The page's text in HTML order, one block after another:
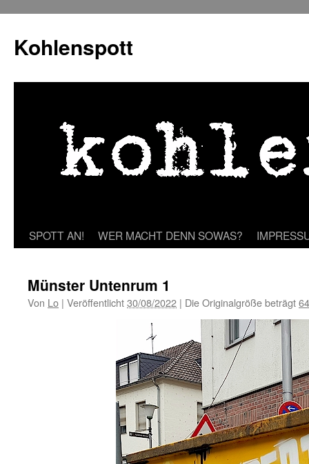
springen
Kohlenspott
SPOTT AN! WER MACHT DENN SOWAS?
Münster Untenrum 1
Von Lo | Veröffentlicht30/08/2022 | Die Originalgröße beträgt